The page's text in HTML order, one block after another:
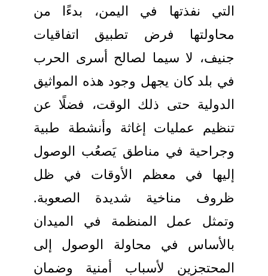
التي نفذتها في اليمن، بدءًا من
محاولتها فرض تطبيق اتفاقيات
جنيف، لا سيما لصالح أسرى الحرب
في بلد كان يجهل وجود هذه المواثيق
الدولية حتى ذلك الوقت، فضلًا عن
تنظيم عمليات إغاثة وأنشطة طبية
وجراحية في مناطق يَصعُب الوصول
إليها في معظم الأوقات في ظل
ظروف مناخية شديدة الصعوبة.
وتمثل عمل المنظمة في الميدان
بالأساس في محاولة الوصول إلى
المحتجزين لأسباب أمنية وضمان